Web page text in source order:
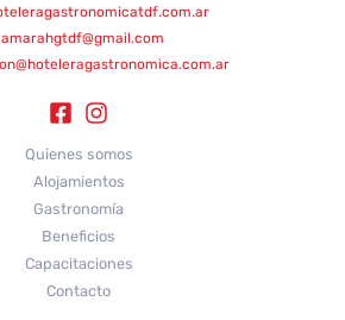
Quienes somos
Alojamientos
Gastronomía
Beneficios
Capacitaciones
Contacto